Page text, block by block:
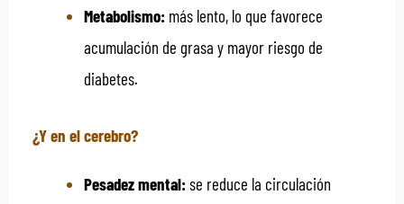
Metabolismo: más lento, lo que favorece
acumulación de grasa y mayor riesgo de
diabetes.
¿Y en el cerebro?
Pesadez mental:se reduce la circulación